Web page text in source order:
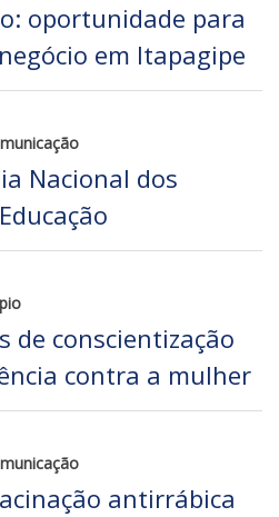
oportunidade para
em Itapagipe
Nacional dos
de conscientização
contra a mulher
antirrábica